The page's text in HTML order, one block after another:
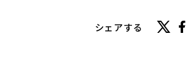
シェアする